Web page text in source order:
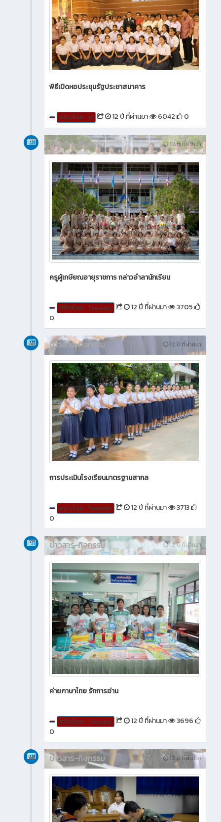
พิธีเปิดหอประชุมรัฐประชาสมาคาร
สร้างโดย : sr 12 ปี ที่ผ่านมา 6042 0
12 ปี ที่ผ่านมา
ข่าวสาร-กิจกรรม
ครูผู้เกษียณอายุราชการ กล่าวอำลานักเรียน
สร้างโดย : Teerasin 12 ปี ที่ผ่านมา
3705
0
12 ปี ที่ผ่านมา
ข่าวสาร-กิจกรรม
การประเมินโรงเรียนมาตรฐานสากล
สร้างโดย : Teerasin 12 ปี ที่ผ่านมา
3713
0
12 ปี ที่ผ่านมา
ข่าวสาร-กิจกรรม
ค่ายภาษาไทย รักการอ่าน
สร้างโดย : Teerasin 12 ปี ที่ผ่านมา
3696
0
12 ปี ที่ผ่านมา
ข่าวสาร-กิจกรรม